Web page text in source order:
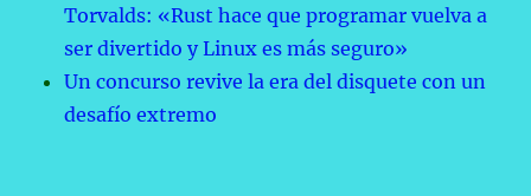
Torvalds: «Rust hace que programar vuelva a
ser divertido y Linux es más seguro»
Un concurso revive la era del disquete con un
desafío extremo